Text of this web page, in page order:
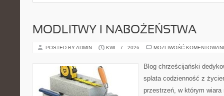
MODLITWY I NABOŻEŃSTWA
POSTED BY ADMIN KWI - 7 - 2026 MOŻLIWOŚĆ
Blog chrześcijański
splata codzienność z
przestrzeń, w którym wiara